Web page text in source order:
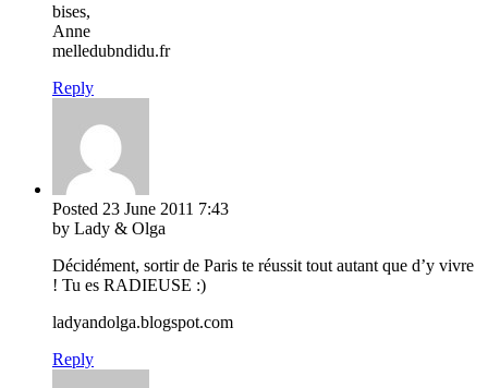
bises,
Anne
melledubndidu.fr
Reply
Posted 23 June 2011 7:43
by Lady & Olga
Décidément, sortir de Paris te réussit tout autant que d’y vivre
! Tu es RADIEUSE :)
ladyandolga.blogspot.com
Reply